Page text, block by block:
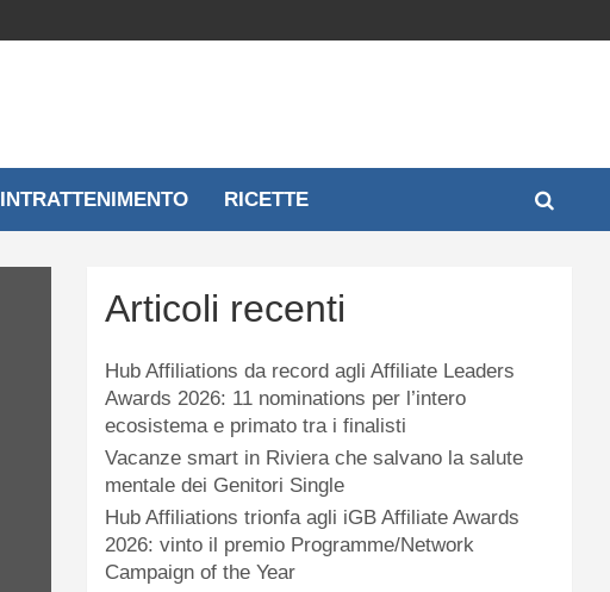
INTRATTENIMENTO RICETTE
Articoli recenti
Hub Affiliations da record agli Affiliate Leaders
Awards 2026: 11 nominations per l’intero
ecosistema e primato tra i finalisti
Vacanze smart in Riviera che salvano la salute
mentale dei Genitori Single
Hub Affiliations trionfa agli iGB Affiliate Awards
2026: vinto il premio Programme/Network
Campaign of the Year